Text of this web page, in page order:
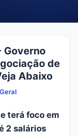
Governo
de
Abaixo
terá foco em
2 salários